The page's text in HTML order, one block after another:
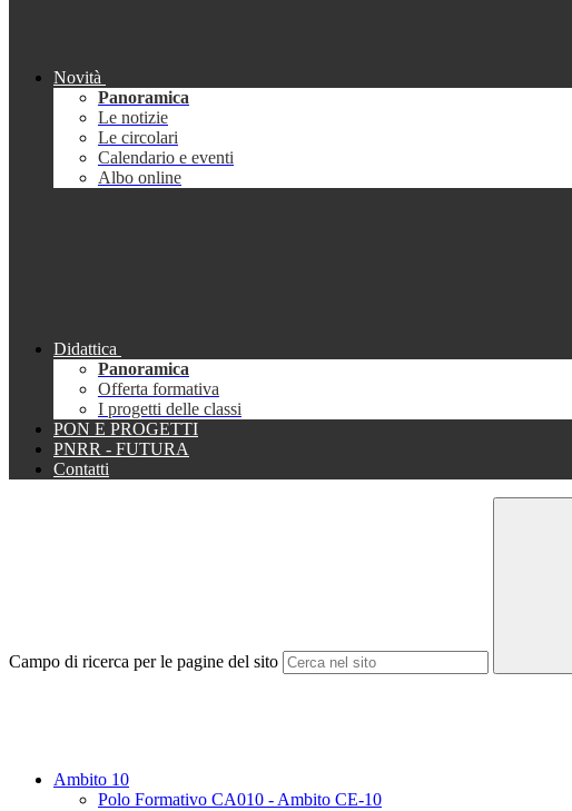
Novità
Panoramica
Le notizie
Le circolari
Calendario e eventi
Albo online
Didattica
Panoramica
Offerta formativa
I progetti delle classi
PON E PROGETTI
PNRR - FUTURA
Contatti
Campo di ricerca per le pagine del sito
Ambito 10
Polo Formativo CA010 - Ambito CE-10